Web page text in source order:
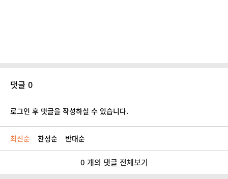
댓글 0
로그인 후 댓글을 작성하실 수 있습니다.
최신순 찬성순 반대순
0 개의 댓글 전체보기